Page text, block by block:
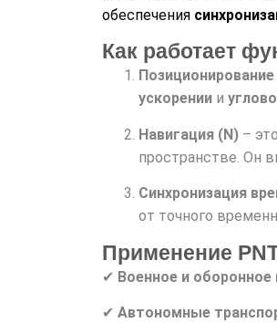
обеспечения
Как работает
ускорении и
Навигация (N) –
пространстве. Он
Синхронизация
от точного
Применение
✔ Военное и оборонное
✔ Автономные